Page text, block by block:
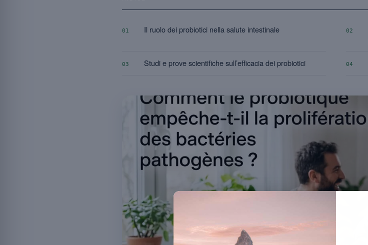
01 Il ruolo dei probiotici nella salute intestinale 02
03 Studi e prove scientifiche sull’efficacia dei probiotici 04